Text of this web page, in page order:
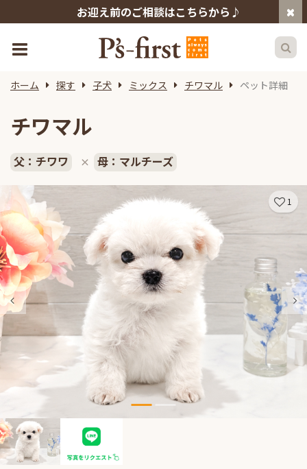
お迎え前のご相談はこちらから♪
ホーム 探す 子犬 ミックス チワマル ペット詳細
チワマル
父：チワワ × 母：マルチーズ
1